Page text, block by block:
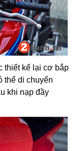
thiết kế lại cơ bắp
thể di chuyển
khi nạp đầy